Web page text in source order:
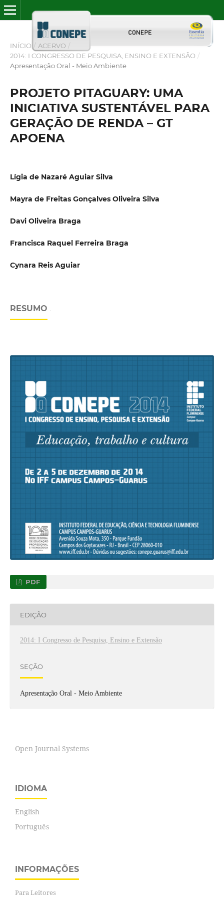
INÍCIO / ACERVO /
2014: I CONGRESSO DE PESQUISA, ENSINO E EXTENSÃO /
Apresentação Oral - Meio Ambiente
PROJETO PITAGUARY: UMA
INICIATIVA SUSTENTÁVEL PARA
GERAÇÃO DE RENDA – GT
APOENA
Lígia de Nazaré Aguiar Silva
Mayra de Freitas Gonçalves Oliveira Silva
Davi Oliveira Braga
Francisca Raquel Ferreira Braga
Cynara Reis Aguiar
RESUMO .
PDF
EDIÇÃO
2014: I Congresso de Pesquisa, Ensino e Extensão
SEÇÃO
Apresentação Oral - Meio Ambiente
Open Journal Systems
IDIOMA
English
Português
INFORMAÇÕES
Para Leitores